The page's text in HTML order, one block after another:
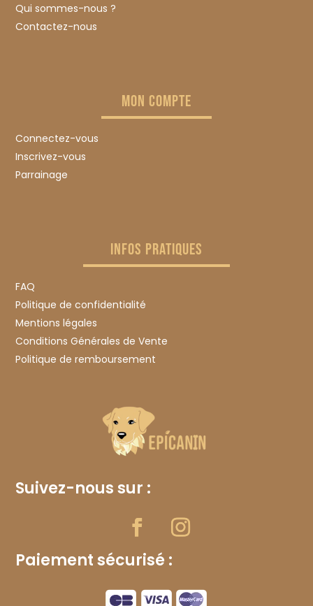
Qui sommes-nous ?
Contactez-nous
MON COMPTE
Connectez-vous
Inscrivez-vous
Parrainage
INFOS PRATIQUES
FAQ
Politique de confidentialité
Mentions légales
Conditions Générales de Vente
Politique de remboursement
Suivez-nous sur :
Paiement sécurisé :